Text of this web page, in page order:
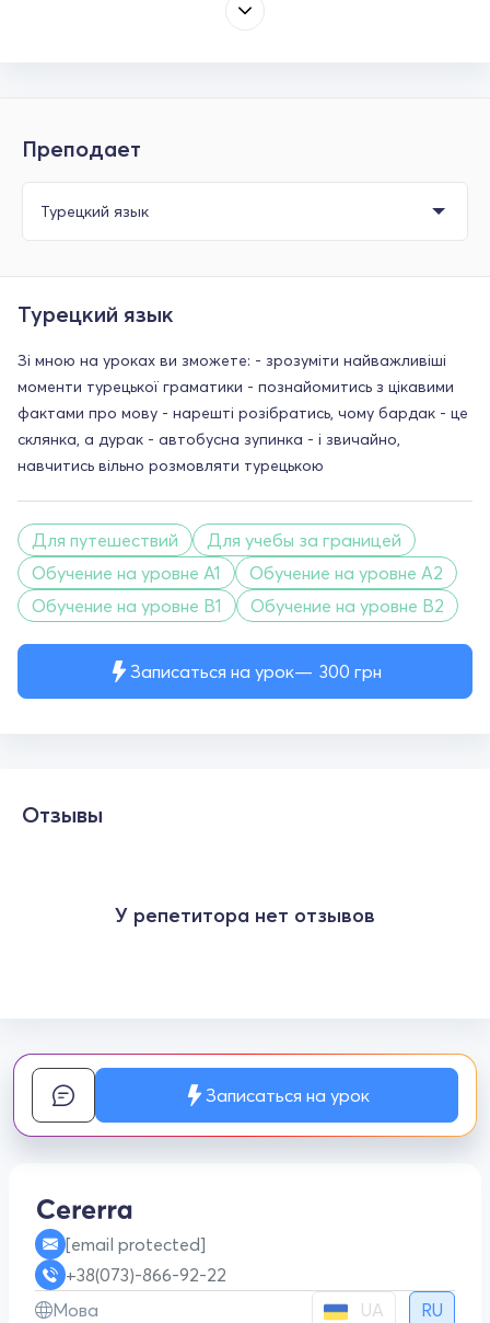
Преподает
Записаться на урок 300 грн
Турецкий язык
Зі мною на уроках ви зможете: - зрозуміти найважливіші
моменти турецької граматики - познайомитись з цікавими
фактами про мову - нарешті розібратись, чому бардак - це
склянка, а дурак - автобусна зупинка - і звичайно,
навчитись вільно розмовляти турецькою
Для путешествий
Для учебы за границей
Обучение на уровне A1
Обучение на уровне A2
Обучение на уровне B1
Обучение на уровне B2
Отзывы
У репетитора нет отзывов
Записаться на урок
[email protected]
+38(073)-866-92-22
Мова
UA RU